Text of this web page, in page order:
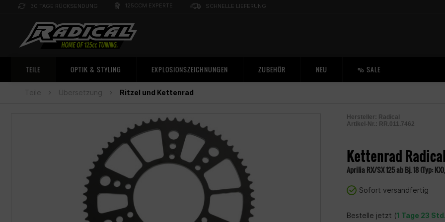
30 TAGE RÜCKSENDUNG 125CCM EXPERTE SCHNELLE LIEFERUNG
TEILE OPTIK & STYLING EXPLOSIONSZEICHNUNGEN ZUBEHÖR NEU % SALE
Teile Übersetzung Ritzel und Kettenrad
Hersteller: Radical
Artikel-Nr.: RR.011.7462
Kettenrad Radical
Aprilia RX/SX 125 ab Bj. 18 (Typ:
Sofort versandfertig
Bestelle jetzt (1 Tage 23